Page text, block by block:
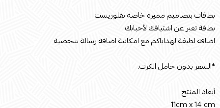
بطاقات بتصاميم مميزه خاصه بفلوريست
بطاقة تعبر عن اشتياقك لأحبابك
اضافه لطيفة لهداياكم مع امكانية اضافة رسالة شخصية
*السعر بدون حامل الكرت.
أبعاد المنتج
11cm x 14 cm